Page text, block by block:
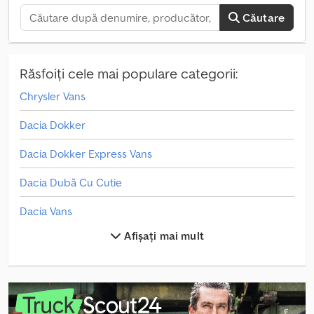
Căutare
Răsfoiți cele mai populare categorii:
Chrysler Vans
Dacia Dokker
Dacia Dokker Express Vans
Dacia Dubă Cu Cutie
Dacia Vans
Fiat Doblo Cargo Vans
Fiat Doblo Kombi
Afișați mai mult